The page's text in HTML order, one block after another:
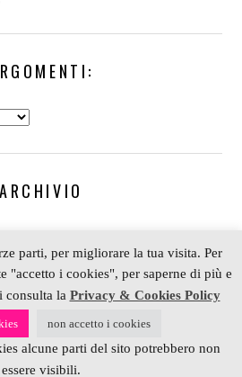
ARCHIVIO
ALESSIA SCRAP & CRAFT |
| P. IVA 01574070098 |
DA4BLOG.INFO
parti, per migliorare la tua visita. Per
"accetto i cookies", per saperne di più e
consulta la Privacy & Cookies Policy
non accetto i cookies
alcune parti del sito potrebbero non
essere visibili.